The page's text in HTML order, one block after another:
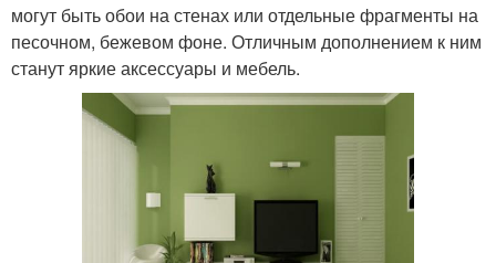
могут быть обои на стенах или отдельные фрагменты на
песочном, бежевом фоне. Отличным дополнением к ним
станут яркие аксессуары и мебель.